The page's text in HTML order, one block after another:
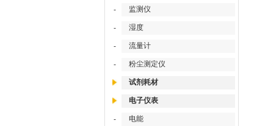
- 监测仪
- 湿度
- 流量计
- 粉尘测定仪
试剂耗材
电子仪表
- 电能